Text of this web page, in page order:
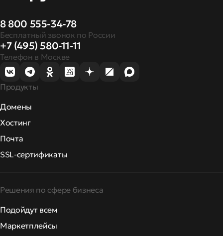
8 800 555-34-78
Бесплатный звонок по России
+7 (495) 580-11-11
Телефон в Москве
Продукты
Домены
Хостинг
Почта
SSL-сертификаты
Решения по сфере бизнеса
Подойдут всем
Маркетплейсы